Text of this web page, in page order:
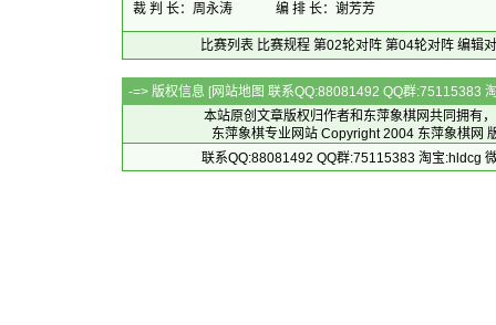
裁 判 长：周永涛
编 排 长：谢芳芳
比赛列表 比赛规程 第02轮对阵 第04轮对阵 编辑
-=> 版权信息 [网站地图 联系QQ:88081492 QQ群:75115383
本站原创文章版权归作者和 东萍象棋网共同拥有
东萍象棋专业网站 Copyright 2004 东萍象棋网
联系QQ:88081492 QQ群:75115383 淘宝:hldcg